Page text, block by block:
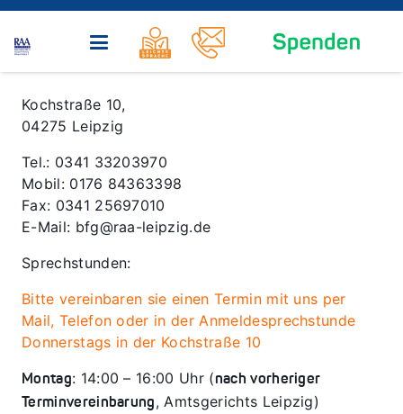
Kochstraße 10,
04275 Leipzig
Tel.: 0341 33203970
Mobil: 0176 84363398
Fax: 0341 25697010
E-Mail: bfg@raa-leipzig.de
Sprechstunden:
Bitte vereinbaren sie einen Termin mit uns per
Mail, Telefon oder in der Anmeldesprechstunde
Donnerstags in der Kochstraße 10
Montag: 14:00 – 16:00 Uhr (nach vorheriger
Terminvereinbarung, Amtsgerichts Leipzig)